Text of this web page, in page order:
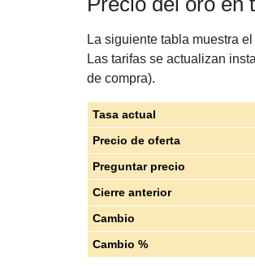
La siguiente tabla muestra
Las tarifas se actualizan
de compra).
Tasa actual
Precio de oferta
Preguntar precio
Cierre anterior
Cambio
Cambio %